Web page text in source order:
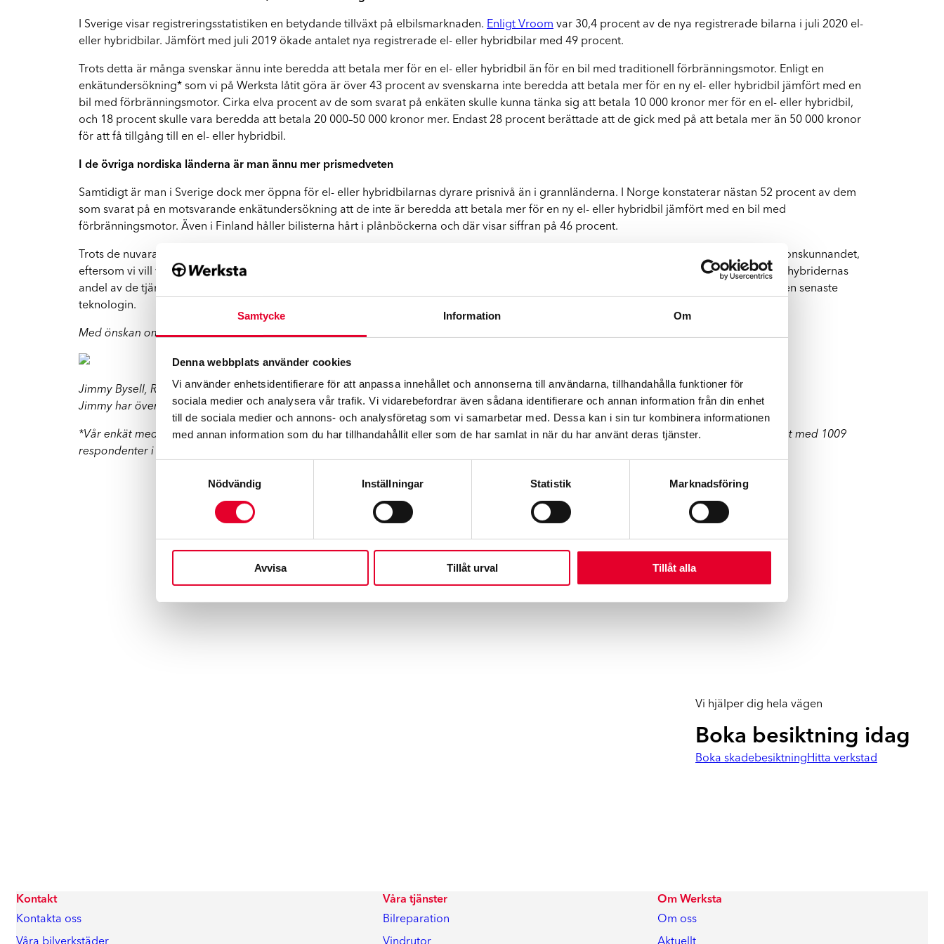
Samtycke Information Om
Denna webbplats använder cookies
Vi använder enhetsidentifierare för att anpassa innehållet och annonserna till användarna, tillhandahålla funktioner för
sociala medier och analysera vår trafik. Vi vidarebefordrar även sådana identifierare och annan information från din enhet
till de sociala medier och annons- och analysföretag som vi samarbetar med. Dessa kan i sin tur kombinera informationen
med annan information som du har tillhandahållit eller som de har samlat in när du har använt deras tjänster.
Nödvändig
Inställningar Statistik Marknadsföring
Avvisa Tillåt urval Tillåt alla
Mopedbilar
Vi har rätt kompetens för mindre fordon
El- och hybridbilar
Vi reparerar Tesla och andra elbilar
Byte av vindruta
I Sverige visar registreringsstatistiken en betydande tillväxt på elbilsmarknaden. Enligt Vroom var 30,4 procent av de nya registrerade bilarna i juli 2020 el-
eller hybridbilar. Jämfört med juli 2019 ökade antalet nya registrerade el- eller hybridbilar med 49 procent.
Trots detta är många svenskar ännu inte beredda att betala mer för en el- eller hybridbil än för en bil med traditionell förbränningsmotor. Enligt en
enkätundersökning* som vi på Werksta låtit göra är över 43 procent av svenskarna inte beredda att betala mer för en ny el- eller hybridbil jämfört med en
bil med förbränningsmotor. Cirka elva procent av de som svarat på enkäten skulle kunna tänka sig att betala 10 000 kronor mer för en el- eller hybridbil,
och 18 procent skulle vara beredda att betala 20 000–50 000 kronor mer. Endast 28 procent berättade att de gick med på att betala mer än 50 000 kronor
för att få tillgång till en el- eller hybridbil.
I de övriga nordiska länderna är man ännu mer prismedveten
Samtidigt är man i Sverige dock mer öppna för el- eller hybridbilarnas dyrare prisnivå än i grannländerna. I Norge konstaterar nästan 52 procent av dem
som svarat på en motsvarande enkätundersökning att de inte är beredda att betala mer för en ny el- eller hybridbil jämfört med en bil med
förbränningsmotor. Även i Finland håller bilisterna hårt i plånböckerna och där visar siffran på 46 procent.
Trots de nuvarande relativt små volymerna satsar vi på Werksta starkt på att ha kännedom om elbilsteknologierna och det senaste reparationskunnandet,
eftersom vi vill vara med och leda omställningen i branschen. På företagssidan syns förändringen i bilbeståndet redan något starkare. Laddhybridernas
andel av de tjänstebilar som registreras i år är betydande och med vårt kunnande kan vi betjäna våra företagskunder även när det gäller den senaste
teknologin.
Med önskan om en fin och trafiksäker höst,
Jimmy Bysell, Regionchef Stockholm
Jimmy har över 23 års erfarenhet i bilbranschen
*Vår enkät med över 1000 respondenter i Sverige och Norge genomfördes av SynoInt i januari 2020. I Finland genomförde SynoInt en enkät med 1009
respondenter i december 2018.
Vi hjälper dig hela vägen
Boka besiktning idag
Boka skadebesiktningHitta verkstad
Kontakt
Kontakta oss
Våra tjänster
Bilreparation
Om Werksta
Om oss